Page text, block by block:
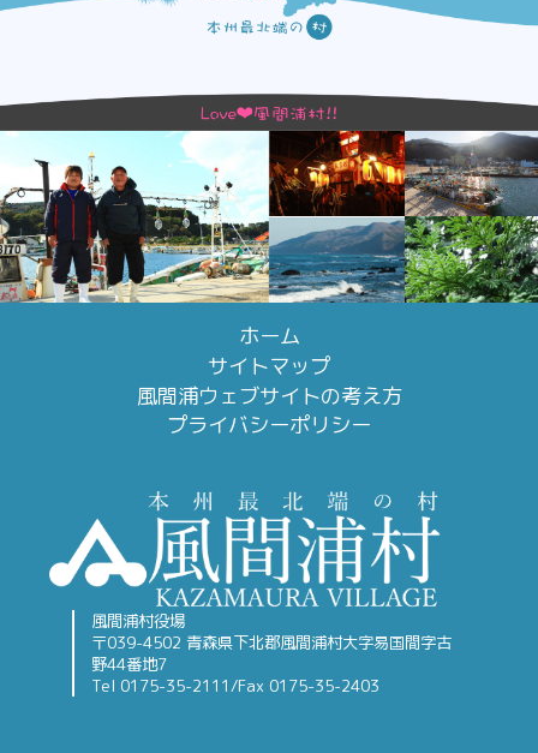
ホーム
サイトマップ
風間浦ウェブサイトの考え方
プライバシーポリシー
風間浦村役場
〒039-4502 青森県下北郡風間浦村大字易国間字古
野44番地7
Tel 0175-35-2111/Fax 0175-35-2403